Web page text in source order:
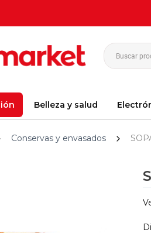
Belleza y salud
Conservas y envasados